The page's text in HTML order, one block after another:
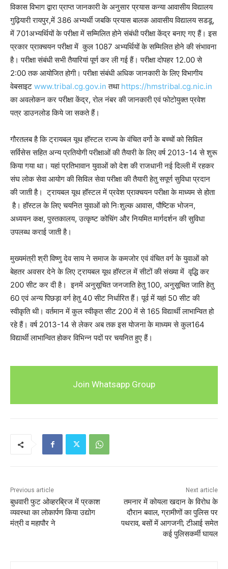
विकास विभाग द्वारा प्राप्त जानकारी के अनुसार प्रयास कन्या आवासीय विद्यालय
गुढ़ियारी रायपुर,में 386 अभ्यर्थी जबकि प्रयास बालक आवासीय विद्यालय सडडू,
में 701अभ्यर्थियों के परीक्षा में सम्मिलित होने संबंधी परीक्षा केंद्र बनाए गए हैं। इस
प्रकार प्राक्चयन परीक्षा में कुल 1087 अभ्यर्थियों के सम्मिलित होने की संभावना
है। परीक्षा संबंधी सभी तैयारियां पूर्ण कर ली गई हैं। परीक्षा दोपहर 12.00 से
2:00 तक आयोजित होगी। परीक्षा संबंधी अधिक जानकारी के लिए विभागीय
वेबसाइट www.tribal.cg.gov.in तथा https://hmstribal.cg.nic.in
का अवलोकन कर परीक्षा केंद्र, रोल नंबर की जानकारी एवं फोटोयुक्त प्रवेश
पत्र डाउनलोड किये जा सकते हैं।
गौरतलब है कि ट्रायबल यूथ हॉस्टल राज्य के वंचित वर्गो के बच्चों को सिविल
सर्विसेस सहित अन्य प्रतियोगी परीक्षाओं की तैयारी के लिए वर्ष 2013-14 से शुरू
किया गया था। यहां प्रतिभावान युवाओं को देश की राजधानी नई दिल्ली में रहकर
संघ लोक सेवा आयोग की सिविल सेवा परीक्षा की तैयारी हेतु सपूर्ण सुविधा प्रदान
की जाती है। ट्रायबल यूथ हॉस्टल में प्रवेश प्राक्चयन परीक्षा के माध्यम से होता
है। हॉस्टल के लिए चयनित युवाओं को निःशुल्क आवास, पौष्टिक भोजन,
अध्ययन कक्ष, पुस्तकालय, उत्कृष्ट कोचिंग और नियमित मार्गदर्शन की सुविधा
उपलब्ध कराई जाती है।
मुख्यमंत्री श्री विष्णु देव साय ने समाज के कमजोर एवं वंचित वर्ग के युवाओं को
बेहतर अवसर देने के लिए ट्रायबल यूथ हॉस्टल में सीटों की संख्या में वृद्धि कर
200 सीट कर दी है। इनमें अनुसूचित जनजाति हेतु 100, अनुसूचित जाति हेतु
60 एवं अन्य पिछड़ा वर्ग हेतु 40 सीट निर्धारित हैं। पूर्व में यहां 50 सीट की
स्वीकृति थी। वर्तमान में कुल स्वीकृत सीट 200 में से 165 विद्यार्थी लाभान्वित हो
रहे हैं। वर्ष 2013-14 से लेकर अब तक इस योजना के माध्यम से कुल164
विद्यार्थी लाभान्वित होकर विभिन्न पदों पर चयनित हुए हैं।
Join Whatsapp Group
Previous article
बुधवारी फुट ओव्हरब्रिज में प्रकाश
व्यवस्था का लोकार्पण किया उद्योग
मंत्री व महापौर ने
Next article
तमनार में कोयला खदान के विरोध के
दौरान बवाल, ग्रामीणों का पुलिस पर
पथराव, बसों में आगजनी; टीआई समेत
कई पुलिसकर्मी घायल